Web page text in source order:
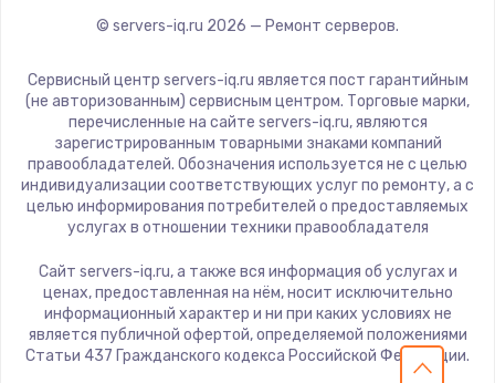
© servers-iq.ru 2026 — Ремонт серверов.
Сервисный центр servers-iq.ru является пост гарантийным
(не авторизованным) сервисным центром. Торговые марки,
перечисленные на сайте servers-iq.ru, являются
зарегистрированным товарными знаками компаний
правообладателей. Обозначения используется не с целью
индивидуализации соответствующих услуг по ремонту, а с
целью информирования потребителей о предоставляемых
услугах в отношении техники правообладателя
Сайт servers-iq.ru, а также вся информация об услугах и
ценах, предоставленная на нём, носит исключительно
информационный характер и ни при каких условиях не
является публичной офертой, определяемой положениями
Статьи 437 Гражданского кодекса Российской Федерации.